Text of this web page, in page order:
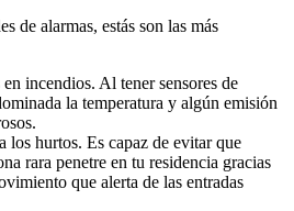
de alarmas, estás son las más
incendios. Al tener sensores de
la temperatura y algún emisión
los hurtos. Es capaz de evitar que
rara penetre en tu residencia gracias
que alerta de las entradas